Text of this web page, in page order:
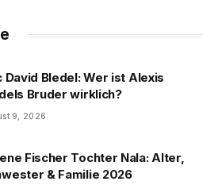
David Bledel: Wer ist Alexis
Bruder wirklich?
9, 2026
Fischer Tochter Nala: Alter,
& Familie 2026